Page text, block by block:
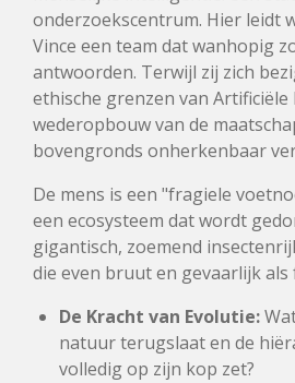
onderzoekscentrum. Hier leidt
Vince een team dat wanhopig
antwoorden. Terwijl zij zich
ethische grenzen van
wederopbouw van de
bovengronds onherkenbaar
De mens is een "fragiele
een ecosysteem dat wordt
gigantisch, zoemend
die even bruut en gevaarlijk als
De Kracht van Evolutie:
natuur terugslaat en de
volledig op zijn kop zet?